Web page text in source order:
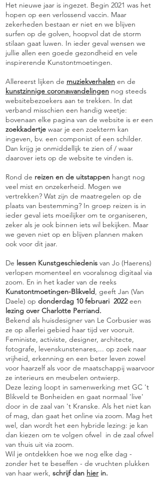
Het nieuwe jaar is ingezet. Begin 2021 was het
hopen op een verlossend vaccin. Maar
zekerheden bestaan er niet en we blijven
surfen op de golven, hoopvol dat de storm
stilaan gaat luwen. In ieder geval wensen we
jullie allen een goede gezondheid en vele
inspirerende Kunstontmoetingen.
Allereerst lijken de muziekverhalen en de
kunstzinnige coronawandelingen nog steeds
websitebezoekers aan te trekken. In dat
verband misschien een handig weetje:
bovenaan elke pagina van de website is er een
zoekkadertje waar je een zoekterm kan
ingeven, bv. een componist of een schilder.
Dan krijg je onmiddellijk te zien of / waar
daarover iets op de website te vinden is.
Rond de reizen en de uitstappen hangt nog
veel mist en onzekerheid. Mogen we
vertrekken? Wat zijn de maatregelen op de
plaats van bestemming? In groep reizen is in
ieder geval iets moeilijker om te organiseren,
zeker als je ook binnen iets wil bekijken. Maar
we geven niet op en blijven plannen maken
ook voor dit jaar.
De lessen Kunstgeschiedenis van Jo (Haerens)
verlopen momenteel en vooralsnog digitaal via
zoom. En in het kader van de reeks
Kunstontmoetingen-Blikveld, geeft Jan (Van
Daele) op donderdag 10 februari 2022een
lezing over Charlotte Perriand.
Bekend als huisdesigner van Le Corbusier was
ze op allerlei gebied haar tijd ver vooruit.
Feministe, activiste, designer, architecte,
fotografe, levenskunstenares,... op zoek naar
vrijheid, erkenning en een beter leven zowel
voor haarzelf als voor de maatschappij waarvoor
ze interieurs en meubelen ontwierp.
Deze lezing loopt in samenwerking met GC 't
Blikveld te Bonheiden en gaat normaal 'live'
door in de zaal van 't Kranske. Als het niet kan
of mag, dan gaat het online via zoom. Mag het
wel, dan wordt het een hybride lezing: je kan
dan kiezen om te volgen ofwel in de zaal ofwel
van thuis uit via zoom.
Wil je ontdekken hoe we nog elke dag -
zonder het te beseffen - de vruchten plukken
van haar werk, schrijf dan hier in.